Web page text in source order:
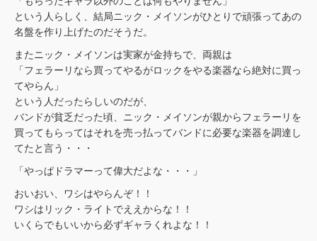
という人らしく、結局ニック・メイソンがひとりで頑張ってあの
名盤を作り上げたのだそうだ。
またニック・メイソンは実家が金持ちで、両親は
「フェラーリなら買ってやるがロックをやる楽器なら絶対に買っ
てやらん」
という人だったらしいのだが、
バンドが貧乏だった頃、ニック・メイソンが親からフェラーリを
買ってもらってはそれを売っ払ってバンドに必要な楽器を調達し
てたと言う・・・
「やっぱドラマーって偉大だよな・・・」
おいおい、ワシはやらんぞ！！
ワシはリック・ライトでええからな！！
いくらでもいいから必ずギャラくれよな！！